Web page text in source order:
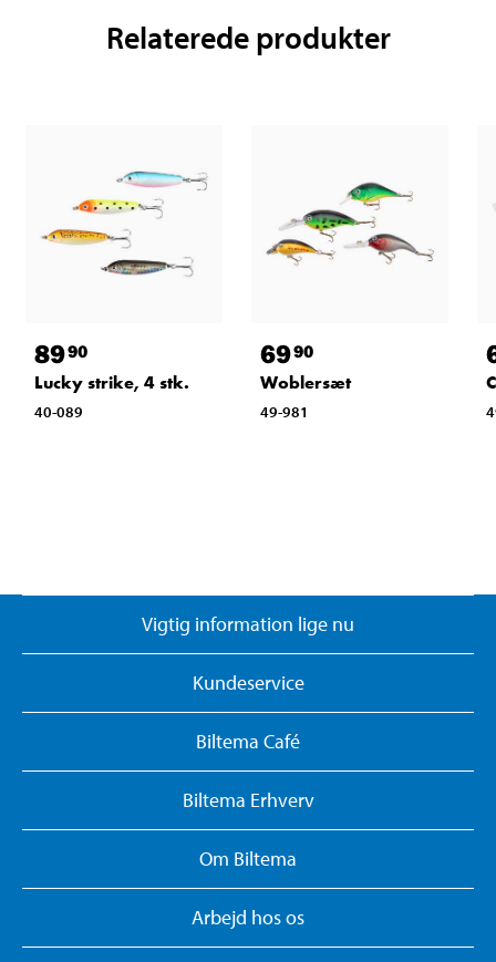
Relaterede produkter
8990
Lucky strike, 4 stk.
40-089
6990
Woblersæt
49-981
Vigtig information lige nu
Kundeservice
Biltema Café
Biltema Erhverv
Om Biltema
Arbejd hos os